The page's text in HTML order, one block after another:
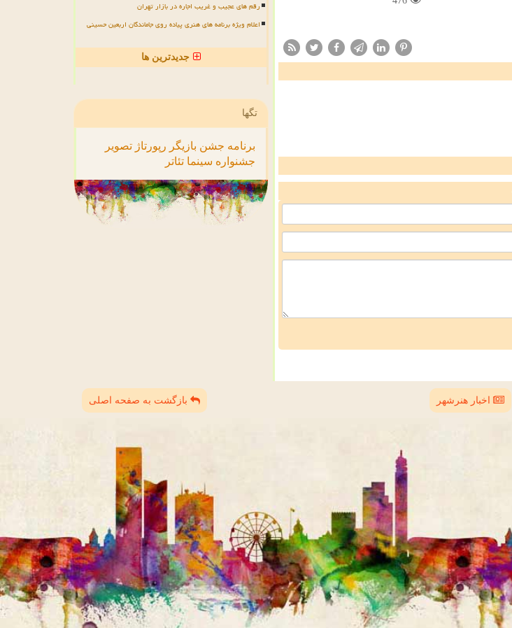
رقم های عجیب و غریب اجاره در بازار تهران
اعلام ویژه برنامه های هنری پیاده روی جاماندگان اربعین حسینی
جدیدترین ها
تگها
برنامه جشن بازیگر رپورتاژ تصویر
جشنواره سینما تئاتر
اخبار هنرشهر بازگشت به صفحه اصلی